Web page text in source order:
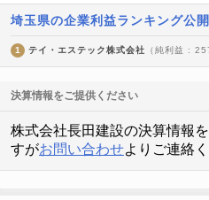
埼玉県の企業利益ランキング公
1 テイ・エステック株式会社 （純利益 :
決算情報をご提供ください
株式会社長田建設の決算情報
すがお問い合わせよりご連絡く